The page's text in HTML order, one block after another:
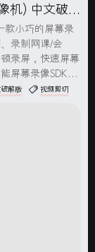
机) 中文破解
款小巧的屏幕录
录制网课/会
录屏，快速屏幕
屏幕录像SDK开
说明：此版直接
解版 视频剪切